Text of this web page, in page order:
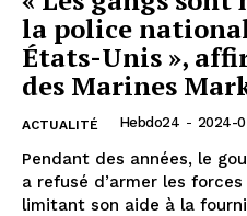
la police
États-Unis »,
des Marines
ACTUALITÉ Hebdo24 - 2024-
Pendant des années, le
a refusé d’armer les
limitant son aide à la